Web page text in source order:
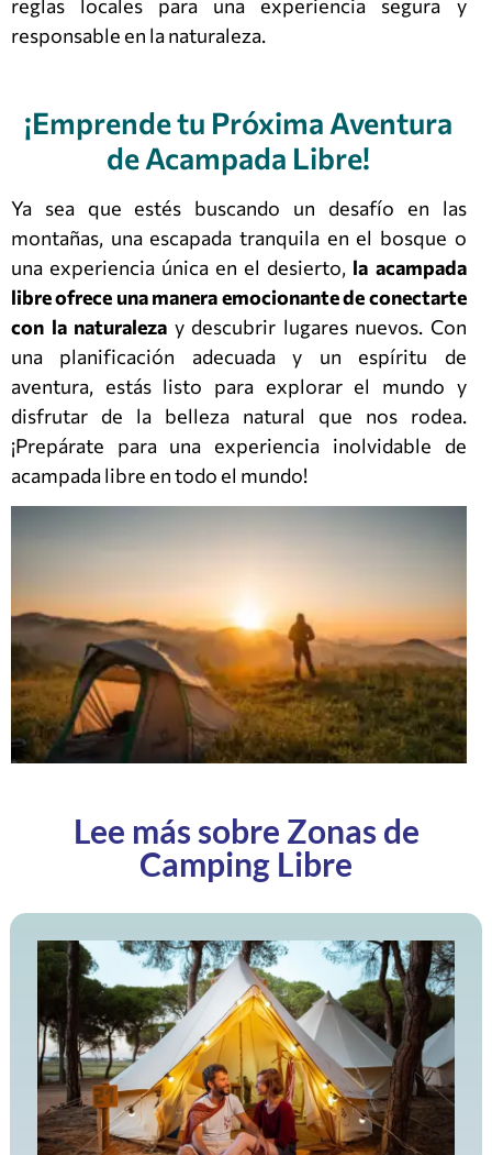
reglas locales para una experiencia segura y
responsable en la naturaleza.
¡Emprende tu Próxima Aventura
de Acampada Libre!
Ya sea que estés buscando un desafío en las
montañas, una escapada tranquila en el bosque o
una experiencia única en el desierto, la acampada
libre ofrece una manera emocionante de conectarte
con la naturaleza y descubrir lugares nuevos. Con
una planificación adecuada y un espíritu de
aventura, estás listo para explorar el mundo y
disfrutar de la belleza natural que nos rodea.
¡Prepárate para una experiencia inolvidable de
acampada libre en todo el mundo!
Lee más sobre Zonas de
Camping Libre